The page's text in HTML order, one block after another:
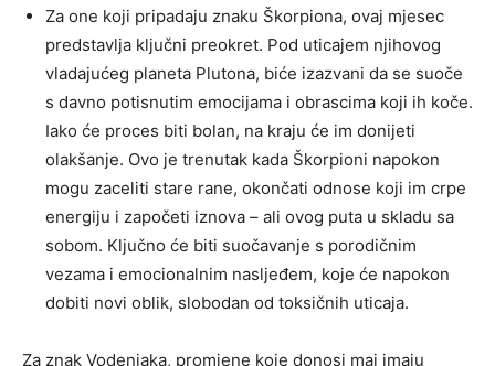
Za one koji pripadaju znaku Škorpiona, ovaj mjesec
predstavlja ključni preokret. Pod uticajem njihovog
vladajućeg planeta Plutona, biće izazvani da se suoče
s davno potisnutim emocijama i obrascima koji ih koče.
Iako će proces biti bolan, na kraju će im donijeti
olakšanje. Ovo je trenutak kada Škorpioni napokon
mogu zaceliti stare rane, okončati odnose koji im crpe
energiju i započeti iznova – ali ovog puta u skladu sa
sobom. Ključno će biti suočavanje s porodičnim
vezama i emocionalnim nasljeđem, koje će napokon
dobiti novi oblik, slobodan od toksičnih uticaja.
Za znak Vodenjaka, promjene koje donosi maj imaju